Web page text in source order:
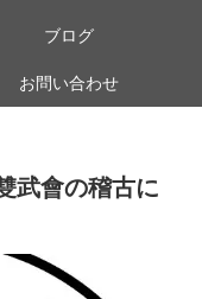
ブログ
お問い合わせ
武會の稽古に